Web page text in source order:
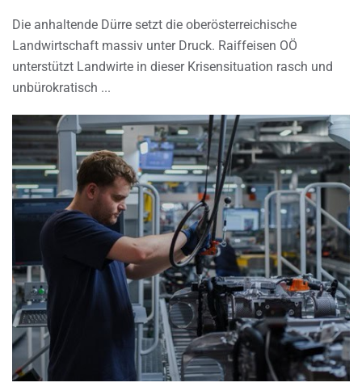
Die anhaltende Dürre setzt die oberösterreichische
Landwirtschaft massiv unter Druck. Raiffeisen OÖ
unterstützt Landwirte in dieser Krisensituation rasch und
unbürokratisch